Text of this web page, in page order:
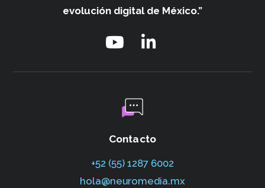
evolución digital de México.”
Contacto
+52 (55) 1287 6002‬
hola@neuromedia.mx